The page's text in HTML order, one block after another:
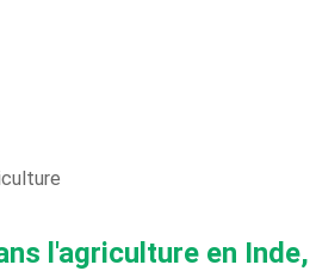
l'agriculture en